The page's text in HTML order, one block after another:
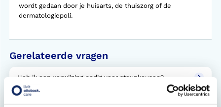
wordt gedaan door je huisarts, de thuiszorg of de
dermatologiepoli.
Gerelateerde vragen
Heb ik een verwijzing nodig voor steunkousen?